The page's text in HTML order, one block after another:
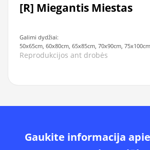
[R] Miegantis Miestas
Galimi dydžiai:
50x65cm, 60x80cm, 65x85cm, 70x90cm, 75x100cm
Reprodukcijos ant drobės
Gaukite informacija